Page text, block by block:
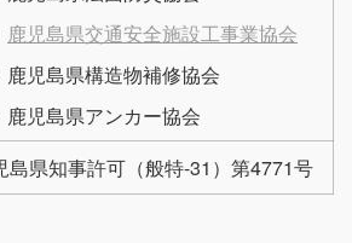
鹿児島県交通安全施設工事業協会
鹿児島県構造物補修協会
鹿児島県アンカー協会
島県知事許可（般特-31）第4771号